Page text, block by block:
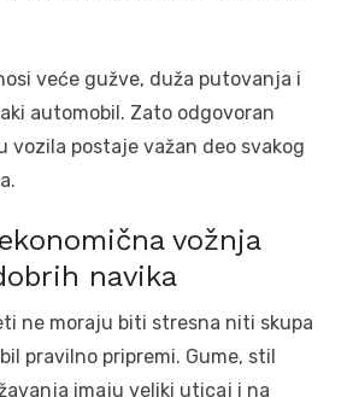
veće gužve, duža putovanja i
automobil. Zato odgovoran
vozila postaje važan deo svakog
vožnja
navika
ne moraju biti stresna niti skupa
pravilno pripremi. Gume, stil
imaju veliki uticaj i na